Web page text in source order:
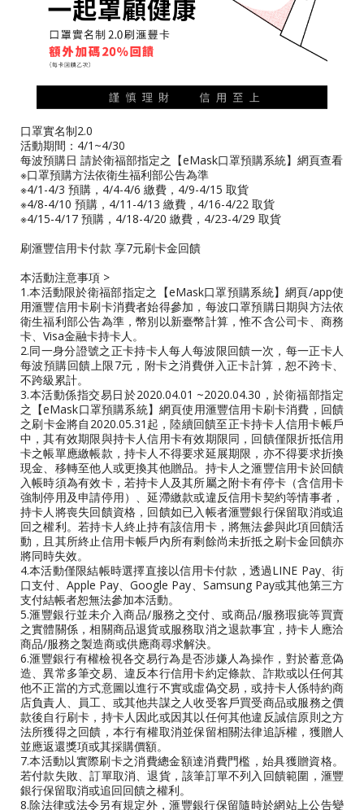
口罩實名制2.0
活動期間：4/1~4/30
每波預購日 請於衛福部指定之【eMask口罩預購系統】網頁查看
※口罩預購方法依衛生福利部公告為準
※4/1-4/3 預購，4/4-4/6 繳費，4/9-4/15 取貨
※4/8-4/10 預購，4/11-4/13 繳費，4/16-4/22 取貨
※4/15-4/17 預購，4/18-4/20 繳費，4/23-4/29 取貨
刷滙豐信用卡付款 享7元刷卡金回饋
本活動注意事項 >
1.本活動限於衛福部指定之【eMask口罩預購系統】網頁/app使
用滙豐信用卡刷卡消費者始得參加，每波口罩預購日期與方法依
衛生福利部公告為準，幣別以新臺幣計算，惟不含公司卡、商務
卡、Visa金融卡持卡人。
2.同一身分證號之正卡持卡人每人每波限回饋一次，每一正卡人
每波預購回饋上限7元，附卡之消費併入正卡計算，恕不跨卡、
不跨級累計。
3.本活動係指交易日於2020.04.01 ~2020.04.30，於衛福部指定
之【eMask口罩預購系統】網頁使用滙豐信用卡刷卡消費，回饋
之刷卡金將自2020.05.31起，陸續回饋至正卡持卡人信用卡帳戶
中，其有效期限與持卡人信用卡有效期限同，回饋僅限折抵信用
卡之帳單應繳帳款，持卡人不得要求延展期限，亦不得要求折換
現金、移轉至他人或更換其他贈品。持卡人之滙豐信用卡於回饋
入帳時須為有效卡，若持卡人及其所屬之附卡有停卡（含信用卡
強制停用及申請停用）、延滯繳款或違反信用卡契約等情事者，
持卡人將喪失回饋資格，回饋如已入帳者滙豐銀行保留取消或追
回之權利。若持卡人終止持有該信用卡，將無法參與此項回饋活
動，且其所終止信用卡帳戶內所有剩餘尚未折抵之刷卡金回饋亦
將同時失效。
4.本活動僅限結帳時選擇直接以信用卡付款，透過LINE Pay、街
口支付、Apple Pay、Google Pay、Samsung Pay或其他第三方
支付結帳者恕無法參加本活動。
5.滙豐銀行並未介入商品/服務之交付、或商品/服務瑕疵等買賣
之實體關係，相關商品退貨或服務取消之退款事宜，持卡人應洽
商品/服務之製造商或供應商尋求解決。
6.滙豐銀行有權檢視各交易行為是否涉嫌人為操作，對於蓄意偽
造、異常多筆交易、違反本行信用卡約定條款、詐欺或以任何其
他不正當的方式意圖以進行不實或虛偽交易，或持卡人係特約商
店負責人、員工、或其他共謀之人收受客戶買受商品或服務之價
款後自行刷卡，持卡人因此或因其以任何其他違反誠信原則之方
法所獲得之回饋，本行有權取消並保留相關法律追訴權，獲贈人
並應返還獎項或其採購價額。
7.本活動以實際刷卡之消費總金額達消費門檻，始具獲贈資格。
若付款失敗、訂單取消、退貨，該筆訂單不列入回饋範圍，滙豐
銀行保留取消或追回回饋之權利。
8.除法律或法令另有規定外，滙豐銀行保留隨時於網站上公告變